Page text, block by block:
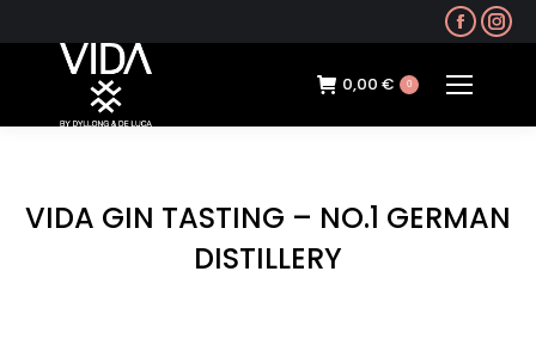
page
opens
0,00 € 0
VIDA GIN TASTING – NO.1 GERMAN
DISTILLERY